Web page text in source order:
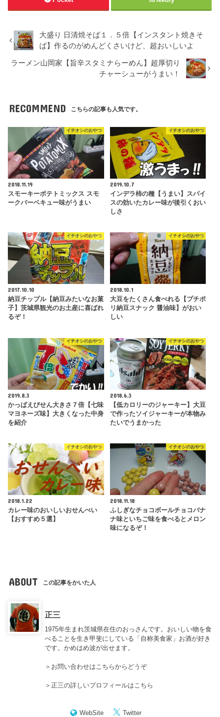
大盛り 日清焼そば１．５倍【インスタント焼きそ
ば】作るのがめんどくさいけど、超おいしいよ
ラーメン山岡家【旨辛スタミナらーめん】超厚切り
チャーシューがうまい！
RECOMMEND こちらの記事も人気です。
イチオシのおやつ
2018.11.19
スモーキーポテトミックス スモ
ークバーベキュー味がうまい
イチオシのおやつ
2019.10.7
インデラ柿の種【うまい】スパイ
スの効いたカレー味が後引くおい
しさ
イチオシのおやつ
2017.10.10
納豆チップル【納豆みたいなお菓
子】茨城県観光のお土産に喜ばれ
るぞ！
イチオシのおやつ
2018.10.1
大豆をたくさん食べれる【プチポ
リ納豆スナック 醤油味】がおい
しい
イチオシのおやつ
2019.8.3
かっぱえびせん大きさ７倍【七味
マヨネーズ味】大きくなった中身
を紹介
イチオシのおやつ
2018.6.3
【低カロリーのジャーキー】大豆
で作ったソイジャーキーが本物み
たいでうまかった
イチオシのおやつ
2018.1.22
カレー味のおいしいおせんべい
【おすすめ５選】
イチオシのおやつ
2018.11.18
ふしぎなチョコボールチョコバナ
ナ味といちご味を食べるとメロン
味になるぞ！
ABOUT この記事をかいた人
正三
1975年生まれ茨城県在住のおっさんです。おいしい物を食
べることを生き甲斐にしている「自称美食家」お酒が好き
です。かめはめ波が出せます。
＞ お問い合わせはこちらからどうぞ
＞正三の詳しいプロフィールはこちら
WebSite Twitter